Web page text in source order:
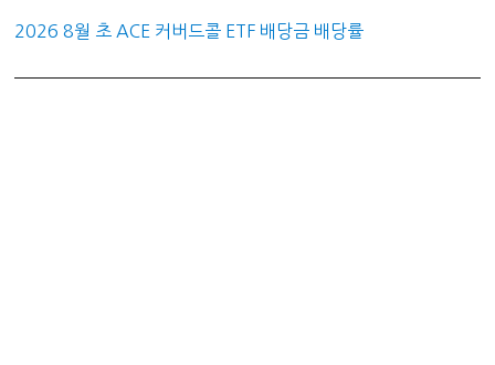
2026 8월 초 ACE 커버드콜 ETF 배당금 배당률